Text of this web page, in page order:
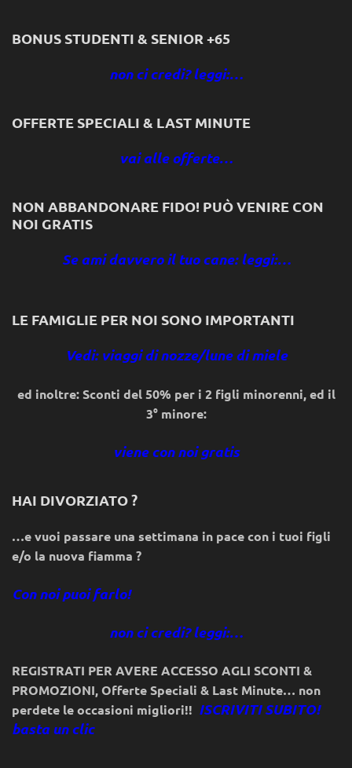
BONUS STUDENTI & SENIOR +65
non ci credi? leggi:…
OFFERTE SPECIALI & LAST MINUTE
vai alle offerte…
NON ABBANDONARE FIDO! PUÒ VENIRE CON
NOI GRATIS
Se ami davvero il tuo cane: leggi:…
LE FAMIGLIE PER NOI SONO IMPORTANTI
Vedi: viaggi di nozze/lune di miele
ed inoltre: Sconti del 50% per i 2 figli minorenni, ed il
3° minore:
viene con noi gratis
HAI DIVORZIATO ?
…e vuoi passare una settimana in pace con i tuoi figli
e/o la nuova fiamma ?
Con noi puoi farlo!
non ci credi? leggi:…
REGISTRATI PER AVERE ACCESSO AGLI SCONTI &
PROMOZIONI,Offerte Speciali & Last Minute… non
perdete le occasioni migliori!! ISCRIVITI SUBITO!
basta un clic